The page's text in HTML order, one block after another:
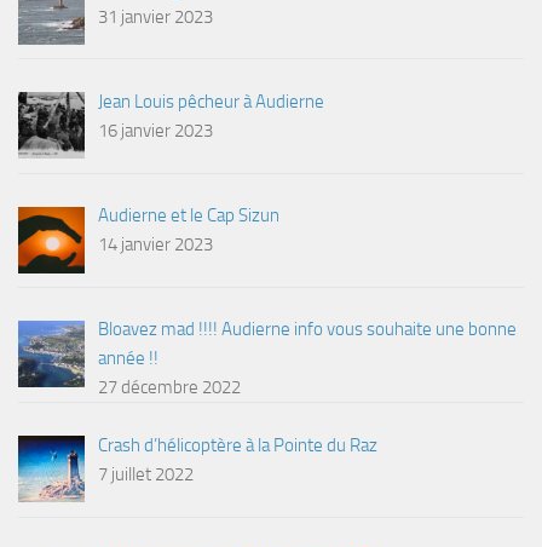
31 janvier 2023
Jean Louis pêcheur à Audierne
16 janvier 2023
Audierne et le Cap Sizun
14 janvier 2023
Bloavez mad !!!! Audierne info vous souhaite une bonne
année !!
27 décembre 2022
Crash d’hélicoptère à la Pointe du Raz
7 juillet 2022